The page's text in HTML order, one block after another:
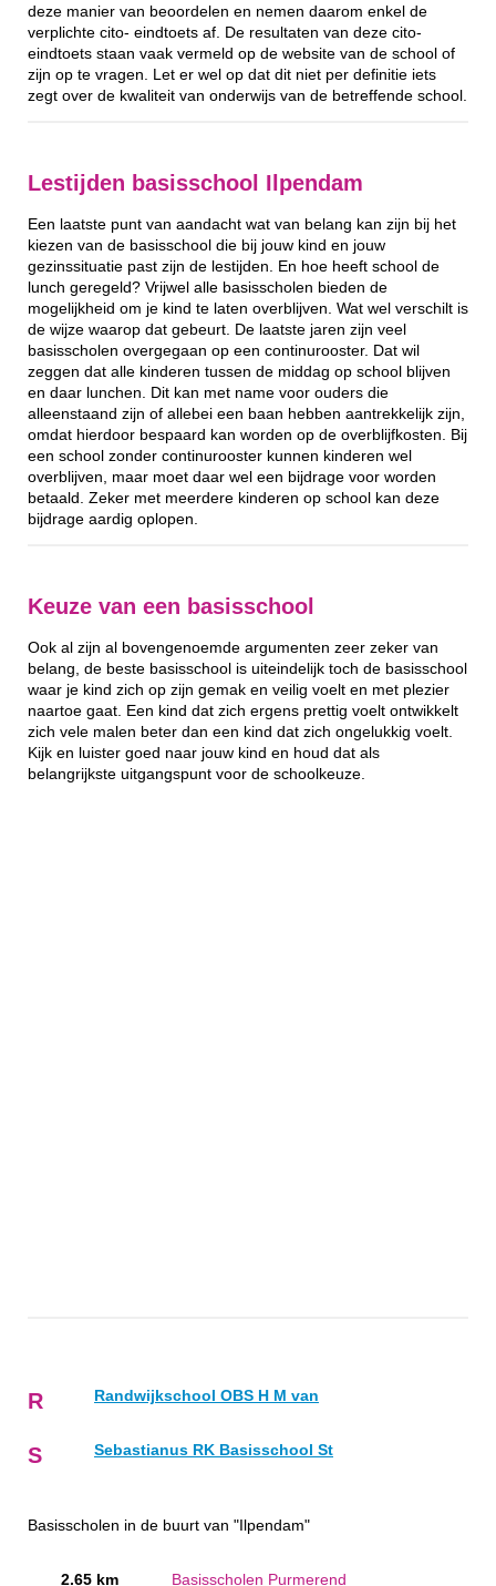
deze manier van beoordelen en nemen daarom enkel de
verplichte cito- eindtoets af. De resultaten van deze cito-
eindtoets staan vaak vermeld op de website van de school of
zijn op te vragen. Let er wel op dat dit niet per definitie iets
zegt over de kwaliteit van onderwijs van de betreffende school.
Lestijden basisschool Ilpendam
Een laatste punt van aandacht wat van belang kan zijn bij het
kiezen van de basisschool die bij jouw kind en jouw
gezinssituatie past zijn de lestijden. En hoe heeft school de
lunch geregeld? Vrijwel alle basisscholen bieden de
mogelijkheid om je kind te laten overblijven. Wat wel verschilt is
de wijze waarop dat gebeurt. De laatste jaren zijn veel
basisscholen overgegaan op een continurooster. Dat wil
zeggen dat alle kinderen tussen de middag op school blijven
en daar lunchen. Dit kan met name voor ouders die
alleenstaand zijn of allebei een baan hebben aantrekkelijk zijn,
omdat hierdoor bespaard kan worden op de overblijfkosten. Bij
een school zonder continurooster kunnen kinderen wel
overblijven, maar moet daar wel een bijdrage voor worden
betaald. Zeker met meerdere kinderen op school kan deze
bijdrage aardig oplopen.
Keuze van een basisschool
Ook al zijn al bovengenoemde argumenten zeer zeker van
belang, de beste basisschool is uiteindelijk toch de basisschool
waar je kind zich op zijn gemak en veilig voelt en met plezier
naartoe gaat. Een kind dat zich ergens prettig voelt ontwikkelt
zich vele malen beter dan een kind dat zich ongelukkig voelt.
Kijk en luister goed naar jouw kind en houd dat als
belangrijkste uitgangspunt voor de schoolkeuze.
R Randwijkschool OBS H M van
S Sebastianus RK Basisschool St
Basisscholen in de buurt van "Ilpendam"
2.65 km Basisscholen Purmerend